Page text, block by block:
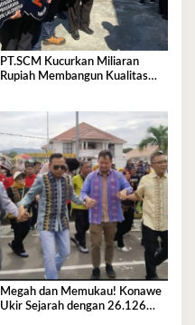
PT.SCM Kucurkan Miliaran
Rupiah Membangun Kualitas
Megah dan Memukau! Konawe
Ukir Sejarah dengan 26.126